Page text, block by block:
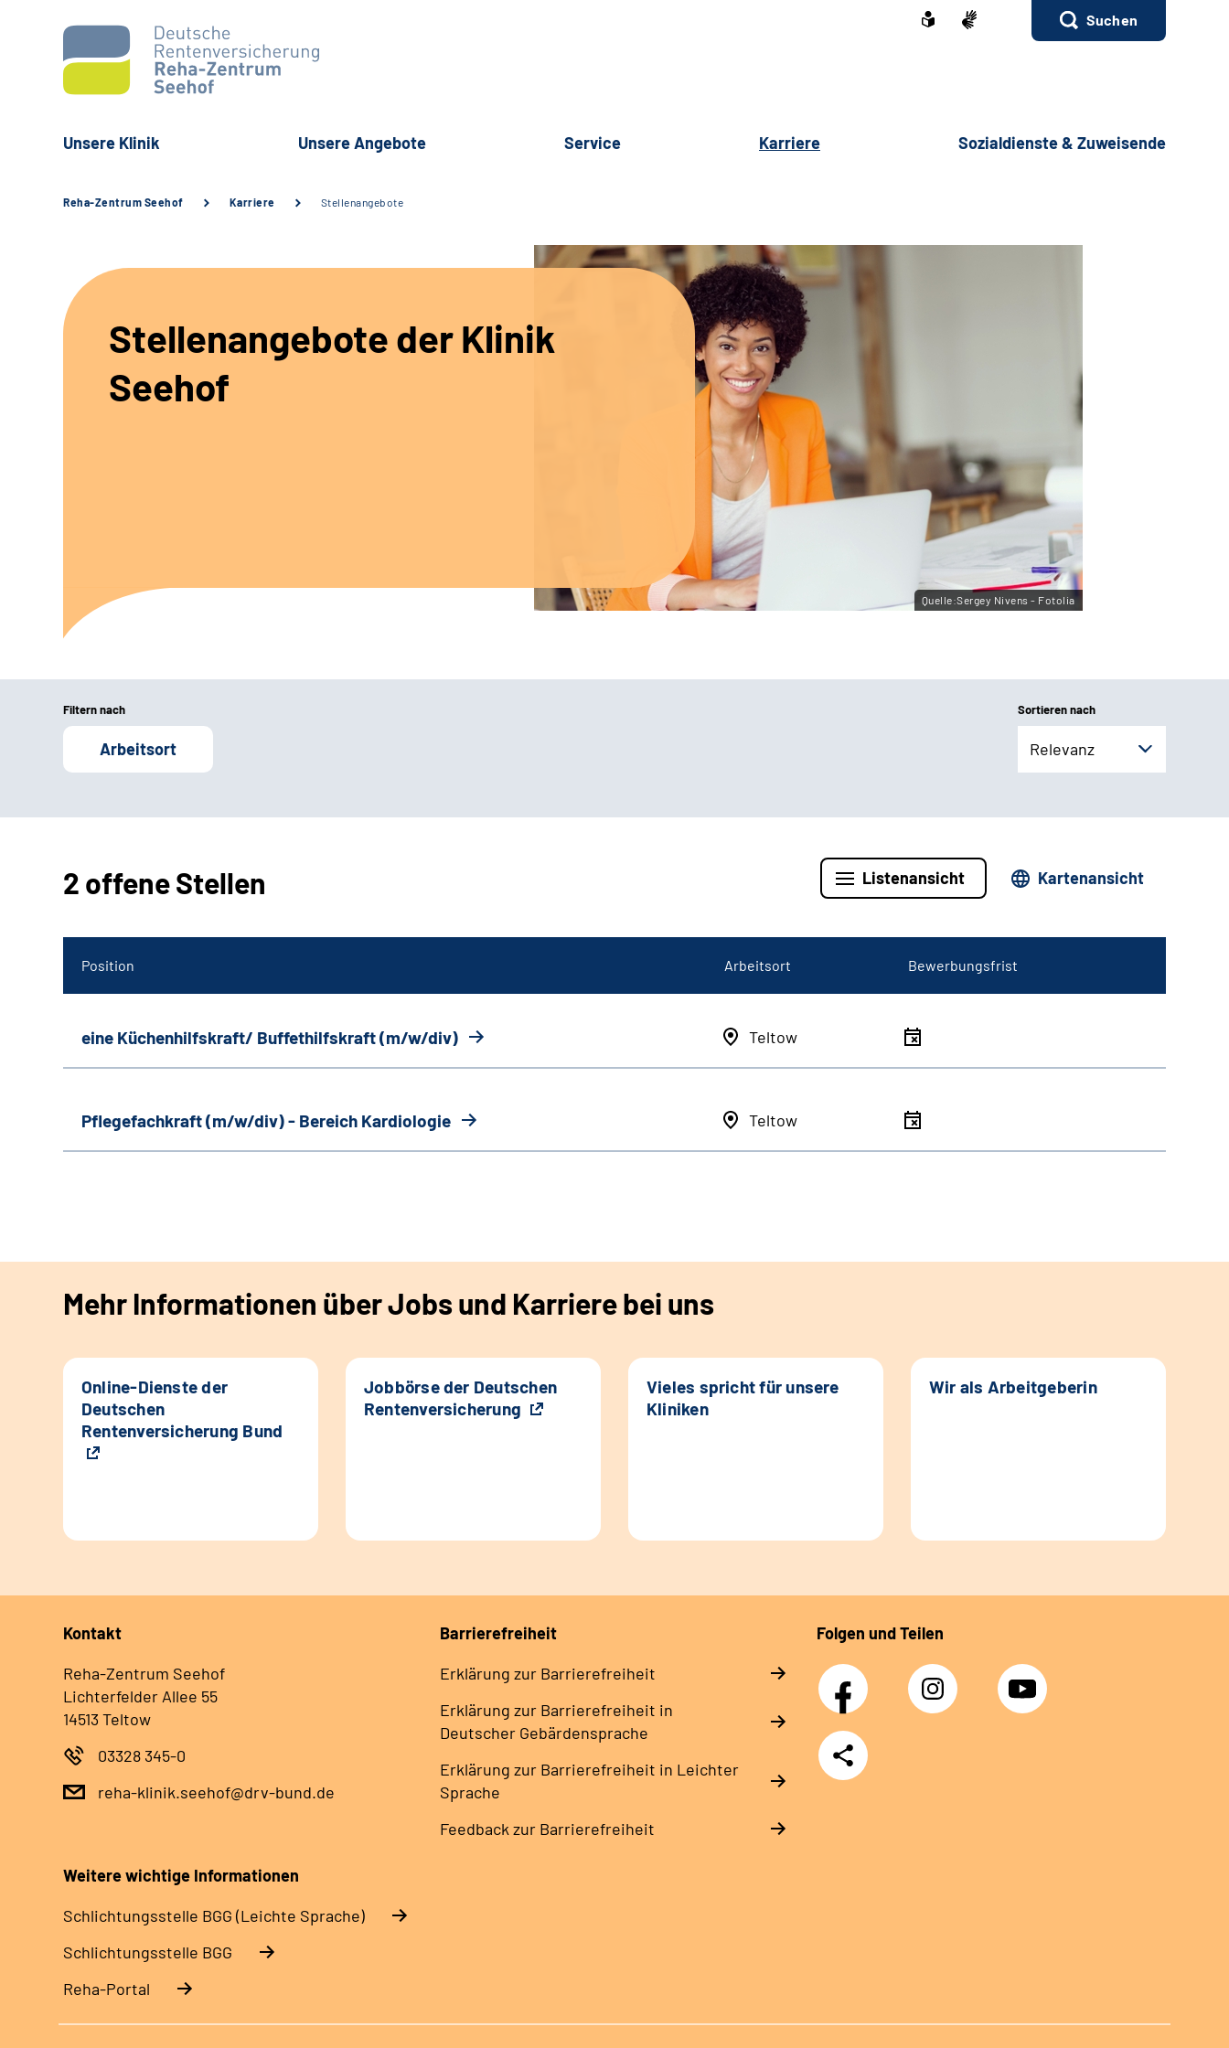
Suchen
Unsere Klinik Unsere Angebote Service Karriere Sozialdienste & Zuweisende
Reha-Zentrum Seehof Karriere Stellenangebote
Stellenangebote der Klinik
Seehof
Quelle:Sergey Nivens - Fotolia
Filtern nach
Arbeitsort
Sortieren nach
Relevanz
2 offene Stellen Listenansicht Kartenansicht
Position Arbeitsort Bewerbungsfrist
eine Küchenhilfskraft/ Buffethilfskraft (m/w/div) Teltow
Pflegefachkraft (m/w/div) - Bereich Kardiologie Teltow
Mehr Informationen über Jobs und Karriere bei uns
Online-Dienste der
Deutschen
Rentenversicherung Bund
Jobbörse der Deutschen
Rentenversicherung
Vieles spricht für unsere
Kliniken
Wir als Arbeitgeberin
Kontakt
Reha-Zentrum Seehof
Lichterfelder Allee 55
14513 Teltow
03328 345-0
reha-klinik.seehof@drv-bund.de
Barrierefreiheit
Erklärung zur Barrierefreiheit
Erklärung zur Barrierefreiheit in
Deutscher Gebärdensprache
Erklärung zur Barrierefreiheit in Leichter
Sprache
Feedback zur Barrierefreiheit
Folgen und Teilen
Facebook Instagram YouTube
Teilen
Weitere wichtige Informationen
Schlich­tungs­stel­le BGG (Leichte Sprache)
Schlich­tungs­stel­le BGG
Reha-Portal